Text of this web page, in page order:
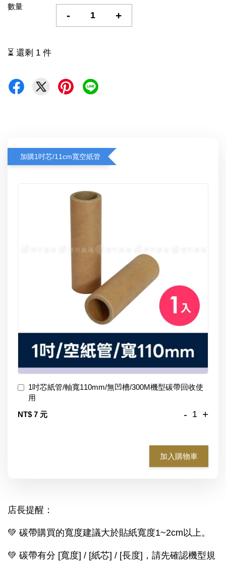
數量
- +
⏳ 還剩 1 件
加購1吋芯/11cm寬空紙管
1吋芯紙管/軸寬110mm/無凹槽/300M機型碳帶回收使
用
NT$ 7 元
- +
加入購物車
店長提醒：
💚 碳帶購買的寬度建議大於貼紙寬度1~2cm以上。
💚 碳帶有分 [寬度] / [紙芯] / [長度]，請先確認機型規